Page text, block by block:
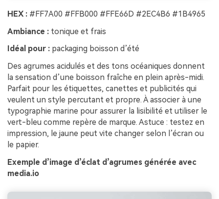
HEX : #FF7A00 #FFB000 #FFE66D #2EC4B6 #1B4965
Ambiance : tonique et frais
Idéal pour : packaging boisson d’été
Des agrumes acidulés et des tons océaniques donnent
la sensation d’une boisson fraîche en plein après-midi.
Parfait pour les étiquettes, canettes et publicités qui
veulent un style percutant et propre. À associer à une
typographie marine pour assurer la lisibilité et utiliser le
vert-bleu comme repère de marque. Astuce : testez en
impression, le jaune peut vite changer selon l’écran ou
le papier.
Exemple d’image d’éclat d’agrumes générée avec
media.io